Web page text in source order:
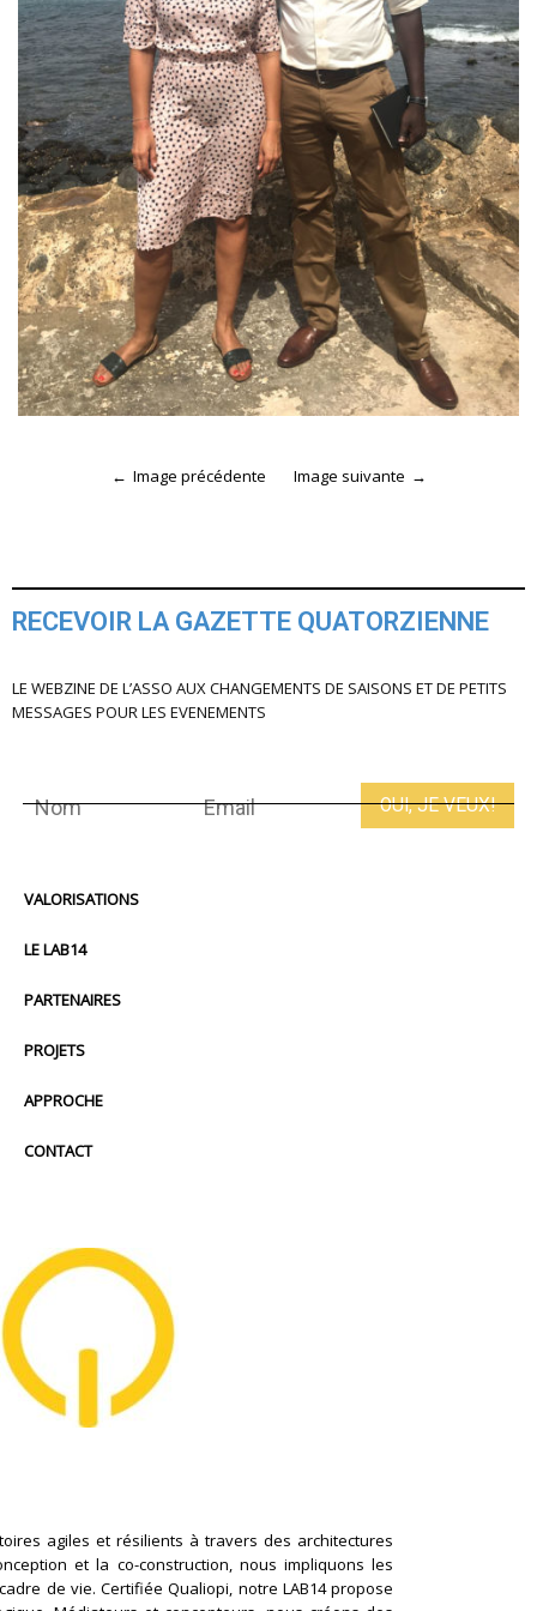
Image précédente Image suivante
RECEVOIR LA GAZETTE QUATORZIENNE
LE WEBZINE DE L’ASSO AUX CHANGEMENTS DE SAISONS ET DE PETITS
MESSAGES POUR LES EVENEMENTS
VALORISATIONS
LE LAB14
PARTENAIRES
PROJETS
APPROCHE
CONTACT
agiles et résilients à travers des architectures
et la co-construction, nous impliquons les
de vie. Certifiée Qualiopi, notre LAB14 propose